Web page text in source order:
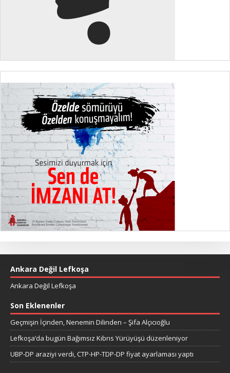
Ankara Değil Lefkoşa
Ankara Değil Lefkoşa
Son Eklenenler
Geçmişin İçinden, Nenemin Dilinden – Şifa Alçıcıoğlu
Lefkoşa’da bugün Bağımsız Kıbrıs Yürüyüşü düzenleniyor
UBP-DP araziyi verdi, CTP-HP-TDP-DP fiyat ayarlaması yaptı